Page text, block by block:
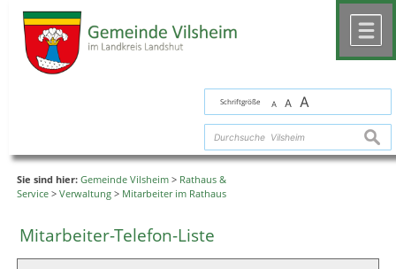
Schriftgröße A A A
Sie sind hier: Gemeinde Vilsheim > Rathaus &
Service > Verwaltung > Mitarbeiter im Rathaus
Mitarbeiter-Telefon-Liste